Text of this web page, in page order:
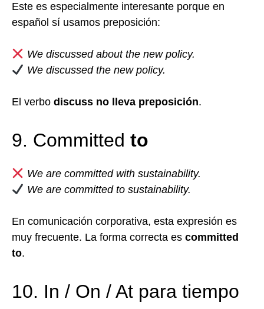
Este es especialmente interesante porque en
español sí usamos preposición:
We discussed about the new policy.
We discussed the new policy.
El verbo discuss no lleva preposición.
9. Committed to
We are committed with sustainability.
We are committed to sustainability.
En comunicación corporativa, esta expresión es
muy frecuente. La forma correcta es committed
to.
10. In / On / At para tiempo